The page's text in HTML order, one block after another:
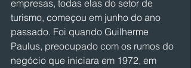
empresas, todas elas do setor de
turismo, começou em junho do ano
passado. Foi quando Guilherme
Paulus, preocupado com os rumos do
negócio que iniciara em 1972, em